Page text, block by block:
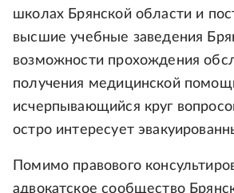
школах Брянской области и
высшие учебные заведения
возможности прохождения
получения медицинской
исчерпывающийся круг
остро интересует
Помимо правового
адвокатское сообщество